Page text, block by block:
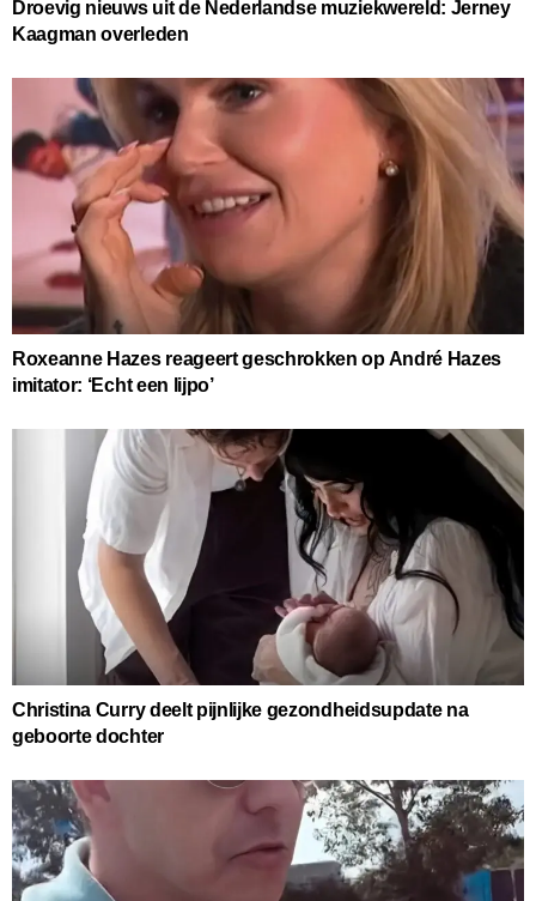
Droevig nieuws uit de Nederlandse muziekwereld: Jerney
Kaagman overleden
Roxeanne Hazes reageert geschrokken op André Hazes
imitator: ‘Echt een lijpo’
Christina Curry deelt pijnlijke gezondheidsupdate na
geboorte dochter